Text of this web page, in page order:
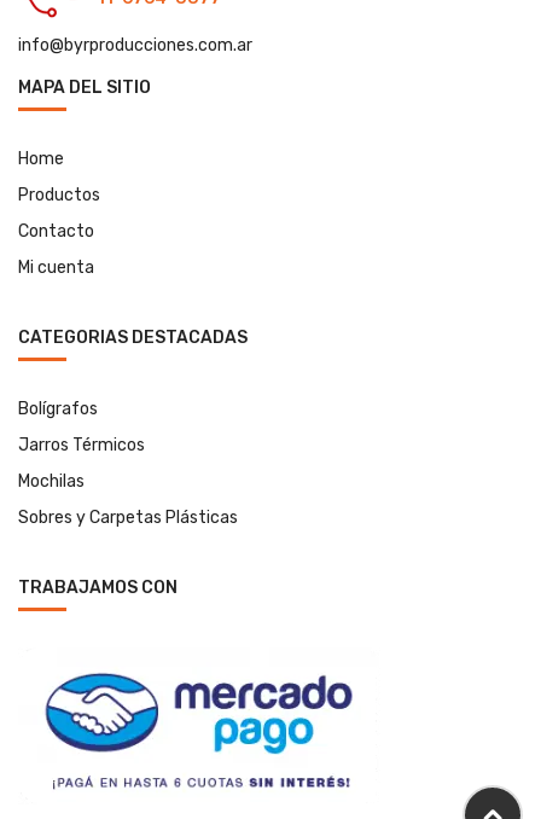
info@byrproducciones.com.ar
MAPA DEL SITIO
Home
Productos
Contacto
Mi cuenta
CATEGORIAS DESTACADAS
Bolígrafos
Jarros Térmicos
Mochilas
Sobres y Carpetas Plásticas
TRABAJAMOS CON